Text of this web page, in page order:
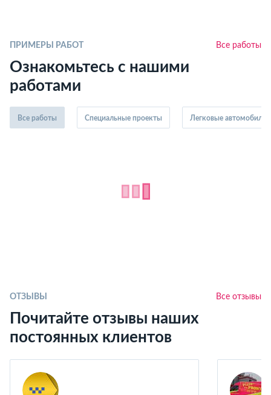
ПРИМЕРЫ РАБОТ Все работы
Ознакомьтесь с нашими
работами
Все работы Специальные проекты Легковые автомобили
ОТЗЫВЫ Все отзывы
Почитайте отзывы наших
постоянных клиентов